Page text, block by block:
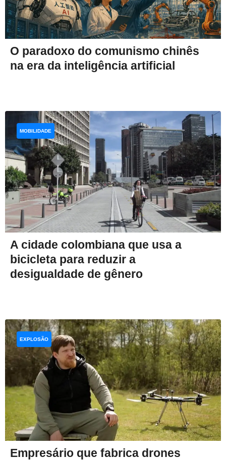
O paradoxo do comunismo chinês
na era da inteligência artificial
A cidade colombiana que usa a
bicicleta para reduzir a
desigualdade de gênero
MOBILIDADE
Empresário que fabrica drones
EXPLOSÃO